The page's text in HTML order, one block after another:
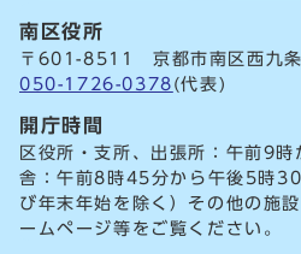
南区役所
〒601-8511 京都市南区西九
050-1726-0378 (代表)
開庁時間
区役所・支所、出張所：午前9
舎：午前8時45分から午後5時
び年末年始を除く）その他の施
ームページ等をご覧ください。